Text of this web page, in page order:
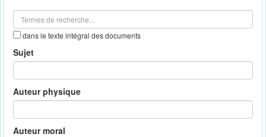
dans le texte intégral des documents
Sujet
Auteur physique
Auteur moral